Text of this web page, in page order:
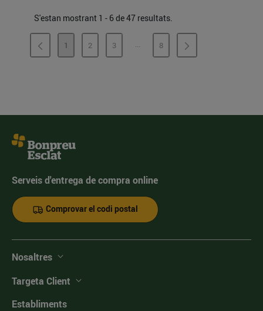
S'estan mostrant 1 - 6 de 47 resultats.
PÀGINA
1 PÀGINA
2 PÀGINA
3 ...PÀGINES INTERMÈDIES
PÀGINA
8
Serveis d'entrega de compra online
Comprovar el codi postal
Nosaltres
Targeta Client
Establiments